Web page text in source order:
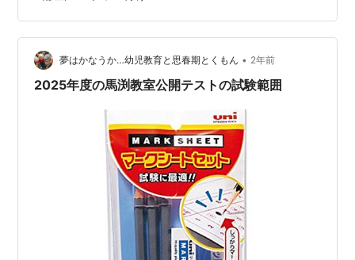
公立合格判定模試もあり、大忙しになりそうです。 一学
期から夏休みにかけて学校見学や説明会などにも参加し
て、志望校を固めなくてはなりませんし…。 さてさて、
公開テストですが、やっぱり、勉強しませんでした。 で
も、一応SSSTの基準はありました…
夢はかなうか…幼児教育と思春期とくもん • 2年前
2025年度の馬渕教室公開テストの試験範囲